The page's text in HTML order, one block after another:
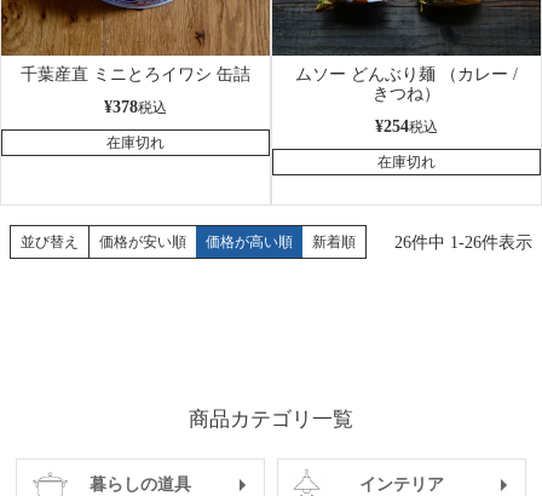
千葉産直 ミニとろイワシ 缶詰
¥378税込
在庫切れ
ムソー どんぶり麺 （カレー /
きつね）
¥254税込
在庫切れ
並び替え 価格が安い順 価格が高い順 新着順 26件中 1-26件表示
商品カテゴリ一覧
暮らしの道具 インテリア